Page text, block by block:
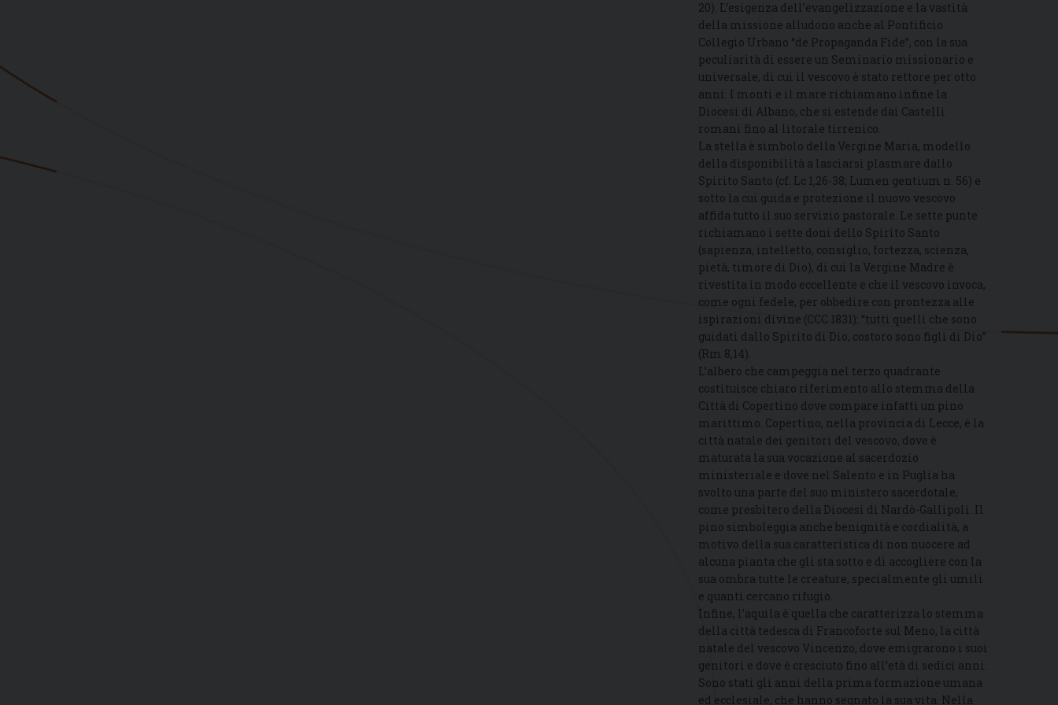
20). L’esigenza dell’evangelizzazione e la vastità
della missione alludono anche al Pontificio
Collegio Urbano “de Propaganda Fide”, con la sua
peculiarità di essere un Seminario missionario e
universale, di cui il vescovo è stato rettore per otto
anni. I monti e il mare richiamano infine la
Diocesi di Albano, che si estende dai Castelli
romani fino al litorale tirrenico.
La stella è simbolo della Vergine Maria, modello
della disponibilità a lasciarsi plasmare dallo
Spirito Santo (cf. Lc 1,26-38; Lumen gentium n. 56) e
sotto la cui guida e protezione il nuovo vescovo
affida tutto il suo servizio pastorale. Le sette punte
richiamano i sette doni dello Spirito Santo
(sapienza, intelletto, consiglio, fortezza, scienza,
pietà, timore di Dio), di cui la Vergine Madre è
rivestita in modo eccellente e che il vescovo invoca,
come ogni fedele, per obbedire con prontezza alle
ispirazioni divine (CCC 1831): “tutti quelli che sono
guidati dallo Spirito di Dio, costoro sono figli di Dio”
(Rm 8,14).
L’albero che campeggia nel terzo quadrante
costituisce chiaro riferimento allo stemma della
Città di Copertino dove compare infatti un pino
marittimo. Copertino, nella provincia di Lecce, è la
città natale dei genitori del vescovo, dove è
maturata la sua vocazione al sacerdozio
ministeriale e dove nel Salento e in Puglia ha
svolto una parte del suo ministero sacerdotale,
come presbitero della Diocesi di Nardò-Gallipoli. Il
pino simboleggia anche benignità e cordialità, a
motivo della sua caratteristica di non nuocere ad
alcuna pianta che gli sta sotto e di accogliere con la
sua ombra tutte le creature, specialmente gli umili
e quanti cercano rifugio.
Infine, l’aquila è quella che caratterizza lo stemma
della città tedesca di Francoforte sul Meno, la città
natale del vescovo Vincenzo, dove emigrarono i suoi
genitori e dove è cresciuto fino all’età di sedici anni.
Sono stati gli anni della prima formazione umana
ed ecclesiale, che hanno segnato la sua vita. Nella